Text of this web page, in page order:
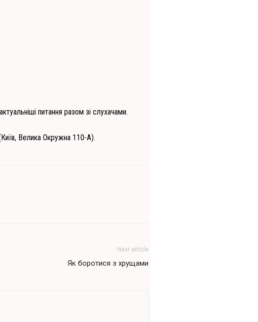
питання разом зі слухачами.
Велика Окружна 110-А).
Next article
Як боротися з хрущами